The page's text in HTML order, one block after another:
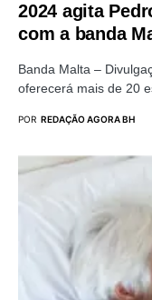
2024 agita
com a banda
Banda Malta –
oferecerá mais de 20
POR REDAÇÃO AGORA BH